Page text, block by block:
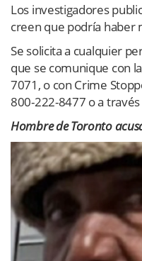
Los investigadores
creen que podría haber
Se solicita a cualquier
que se comunique con
7071, o con Crime
800-222-8477 o a
Hombre de Toronto